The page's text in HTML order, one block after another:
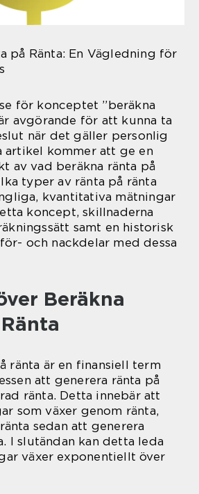
på Ränta: En Vägledning för
för konceptet ”beräkna
avgörande för att kunna ta
när det gäller personlig
artikel kommer att ge en
av vad beräkna ränta på
typer av ränta på ränta
kvantitativa mätningar
koncept, skillnaderna
samt en historisk
och nackdelar med dessa
Beräkna
ränta är en finansiell term
att generera ränta på
ränta. Detta innebär att
som växer genom ränta,
sedan att generera
I slutändan kan detta leda
växer exponentiellt över